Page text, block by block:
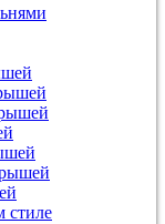
стиле